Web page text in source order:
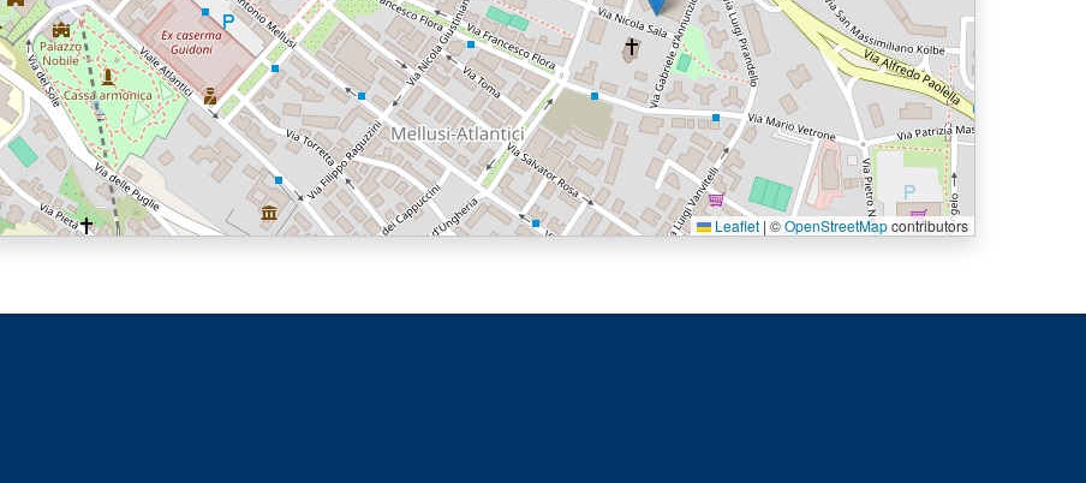
Leaflet | ©OpenStreetMapcontributors